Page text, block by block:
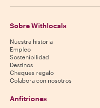
Sobre Withlocals
Nuestra historia
Empleo
Sostenibilidad
Destinos
Cheques regalo
Colabora con nosotros
Anfitriones